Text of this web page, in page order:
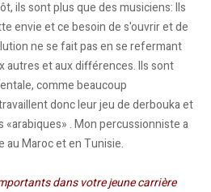
ils sont plus que des musiciens: Ils
envie et ce besoin de s'ouvrir et de
ne se fait pas en se refermant
autres et aux différences. Ils sont
comme beaucoup
donc leur jeu de derbouka et
. Mon percussionniste a
au Maroc et en Tunisie.
dans votre jeune carrière